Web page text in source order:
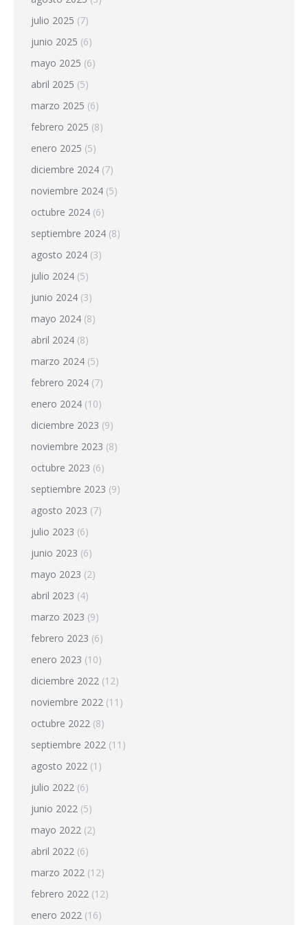
julio 2025 (7)
junio 2025 (6)
mayo 2025 (6)
abril 2025 (5)
marzo 2025 (6)
febrero 2025 (8)
enero 2025 (5)
diciembre 2024 (7)
noviembre 2024 (5)
octubre 2024 (6)
septiembre 2024 (8)
agosto 2024 (3)
julio 2024 (5)
junio 2024 (3)
mayo 2024 (8)
abril 2024 (8)
marzo 2024 (5)
febrero 2024 (7)
enero 2024 (10)
diciembre 2023 (9)
noviembre 2023 (8)
octubre 2023 (6)
septiembre 2023 (9)
agosto 2023 (7)
julio 2023 (6)
junio 2023 (6)
mayo 2023 (2)
abril 2023 (4)
marzo 2023 (9)
febrero 2023 (6)
enero 2023 (10)
diciembre 2022 (12)
noviembre 2022 (11)
octubre 2022 (8)
septiembre 2022 (11)
agosto 2022 (1)
julio 2022 (6)
junio 2022 (5)
mayo 2022 (2)
abril 2022 (6)
marzo 2022 (12)
febrero 2022 (12)
enero 2022 (16)